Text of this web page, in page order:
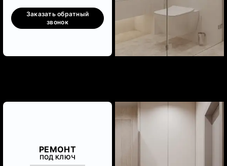
Заказать обратный
звонок
РЕМОНТ
ПОД КЛЮЧ